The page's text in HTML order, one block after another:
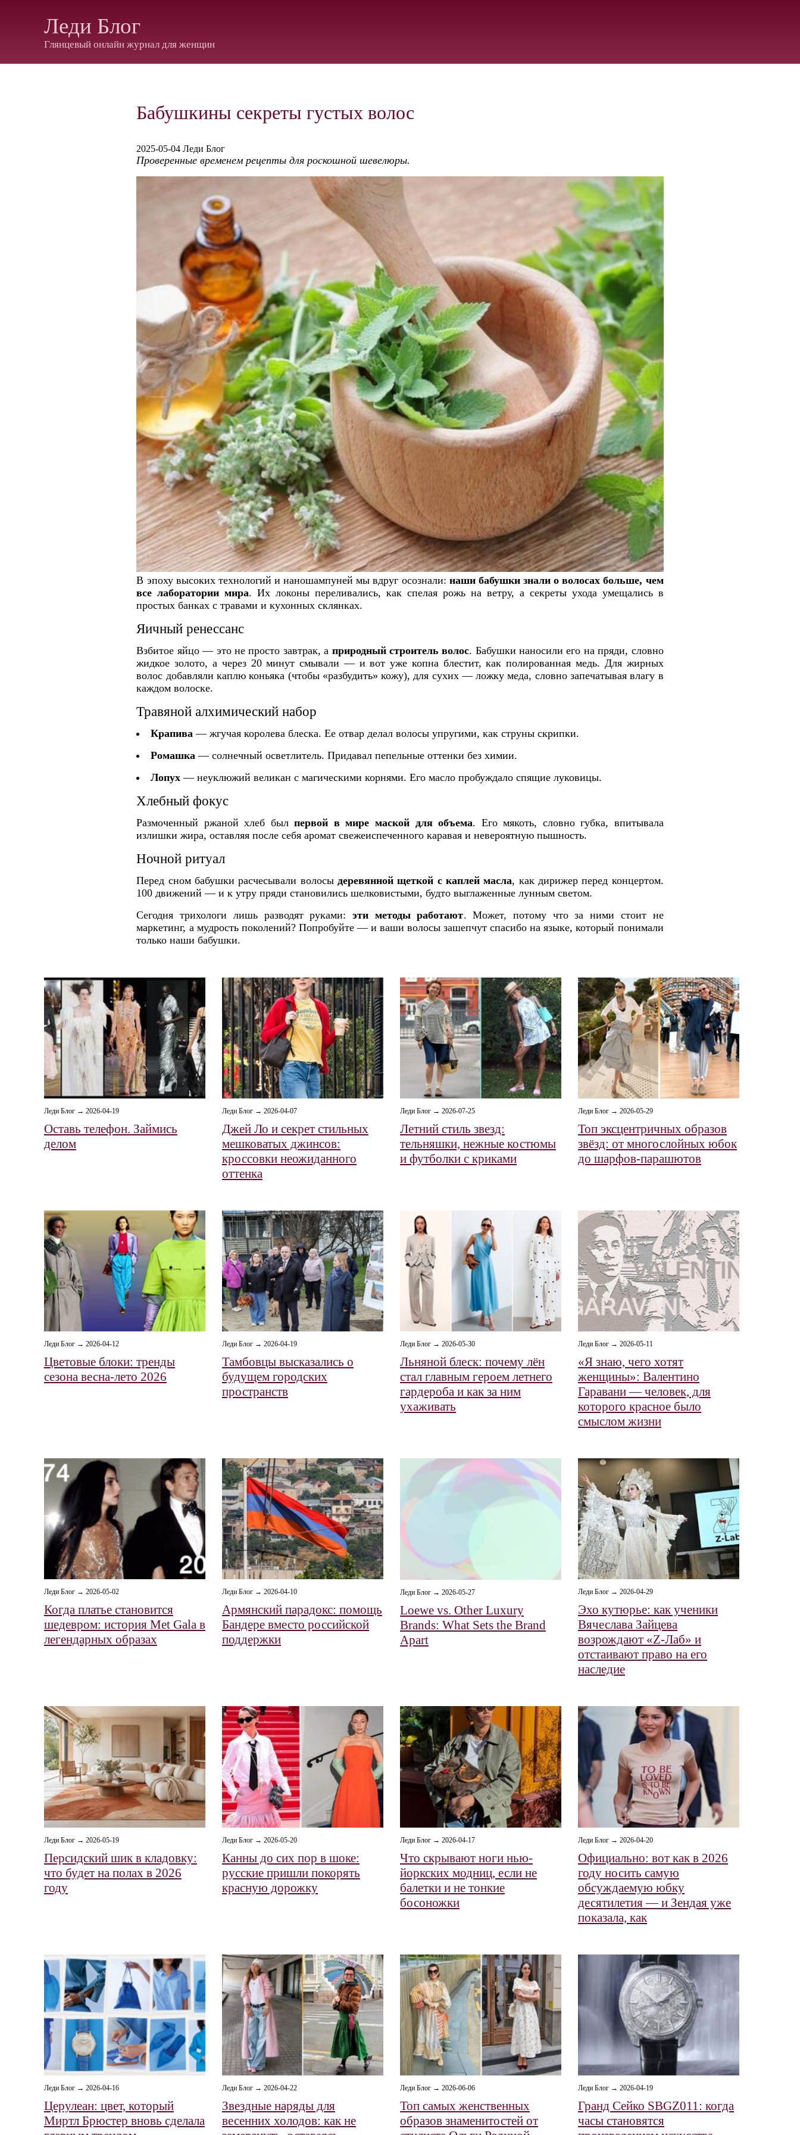
Леди Блог
Глянцевый онлайн журнал для женщин
Бабушкины секреты густых волос
2025-05-04 Леди Блог
Проверенные временем рецепты для роскошной шевелюры.
В эпоху высоких технологий и наношампуней мы вдруг осознали: наши бабушки знали о волосах больше, чем
все лаборатории мира. Их локоны переливались, как спелая рожь на ветру, а секреты ухода умещались в
простых банках с травами и кухонных склянках.
Яичный ренессанс
Взбитое яйцо — это не просто завтрак, а природный строитель волос. Бабушки наносили его на пряди, словно
жидкое золото, а через 20 минут смывали — и вот уже копна блестит, как полированная медь. Для жирных
волос добавляли каплю коньяка (чтобы «разбудить» кожу), для сухих — ложку меда, словно запечатывая влагу в
каждом волоске.
Травяной алхимический набор
Крапива — жгучая королева блеска. Ее отвар делал волосы упругими, как струны скрипки.
Ромашка — солнечный осветлитель. Придавал пепельные оттенки без химии.
Лопух — неуклюжий великан с магическими корнями. Его масло пробуждало спящие луковицы.
Хлебный фокус
Размоченный ржаной хлеб былпервой в мире маской для объема. Его мякоть, словно губка, впитывала
излишки жира, оставляя после себя аромат свежеиспеченного каравая и невероятную пышность.
Ночной ритуал
Перед сном бабушки расчесывали волосы деревянной щеткой с каплей масла, как дирижер перед концертом.
100 движений — и к утру пряди становились шелковистыми, будто выглаженные лунным светом.
Сегодня трихологи лишь разводят руками:эти методы работают. Может, потому что за ними стоит не
маркетинг, а мудрость поколений? Попробуйте — и ваши волосы зашепчут спасибо на языке, который понимали
только наши бабушки.
Леди Блог → 2026-04-19
Оставь телефон. Займись
делом
Леди Блог → 2026-04-07
Джей Ло и секрет стильных
мешковатых джинсов:
кроссовки неожиданного
оттенка
Леди Блог → 2026-07-25
Летний стиль звезд:
тельняшки, нежные костюмы
и футболки с криками
Леди Блог → 2026-05-29
Топ эксцентричных образов
звёзд: от многослойных юбок
до шарфов‑парашютов
Леди Блог → 2026-04-12
Цветовые блоки: тренды
сезона весна-лето 2026
Леди Блог → 2026-04-19
Тамбовцы высказались о
будущем городских
пространств
Леди Блог → 2026-05-30
Льняной блеск: почему лён
стал главным героем летнего
гардероба и как за ним
ухаживать
Леди Блог → 2026-05-11
«Я знаю, чего хотят
женщины»: Валентино
Гаравани — человек, для
которого красное было
смыслом жизни
Леди Блог → 2026-05-02
Когда платье становится
шедевром: история Met Gala в
легендарных образах
Леди Блог → 2026-04-10
Армянский парадокс: помощь
Бандере вместо российской
поддержки
Леди Блог → 2026-05-27
Loewe vs. Other Luxury
Brands: What Sets the Brand
Apart
Леди Блог → 2026-04-29
Эхо кутюрье: как ученики
Вячеслава Зайцева
возрождают «Z-Лаб» и
отстаивают право на его
наследие
Леди Блог → 2026-05-19
Персидский шик в кладовку:
что будет на полах в 2026
году
Леди Блог → 2026-05-20
Канны до сих пор в шоке:
русские пришли покорять
красную дорожку
Леди Блог → 2026-04-17
Что скрывают ноги нью-
йоркских модниц, если не
балетки и не тонкие
босоножки
Леди Блог → 2026-04-20
Официально: вот как в 2026
году носить самую
обсуждаемую юбку
десятилетия — и Зендая уже
показала, как
Леди Блог → 2026-04-16
Церулеан: цвет, который
Миртл Брюстер вновь сделала
Леди Блог → 2026-04-22
Звездные наряды для
весенних холодов: как не
Леди Блог → 2026-06-06
Топ самых женственных
образов знаменитостей от
Леди Блог → 2026-04-19
Гранд Сейко SBGZ011: когда
часы становятся